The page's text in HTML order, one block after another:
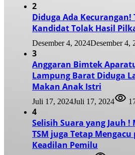
2
Diduga Ada Kecurangan!
Kandidat Tolak Hasil
Desember 4, 2024Desember 4,
3
Anggaran Bimtek
Lampung Barat Diduga
Makan Anak Istri
Juli 17, 2024Juli 17, 2024
4
Selisih Suara yang Jauh !
TSM juga Tetap
Keadilan Pemilu